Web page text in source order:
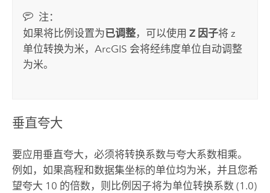
注：
如果将比例设置为已调整，可以使用Z 因子将 z
单位转换为米，ArcGIS 会将经纬度单位自动调整
为米。
垂直夸大
要应用垂直夸大，必须将转换系数与夸大系数相乘。
例如，如果高程和数据集坐标的单位均为米，并且您希
望夸大 10 的倍数，则比例因子将为单位转换系数 (1.0)